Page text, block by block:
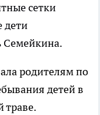
сетки
дети
Семейкина.
родителям по
детей в
траве.